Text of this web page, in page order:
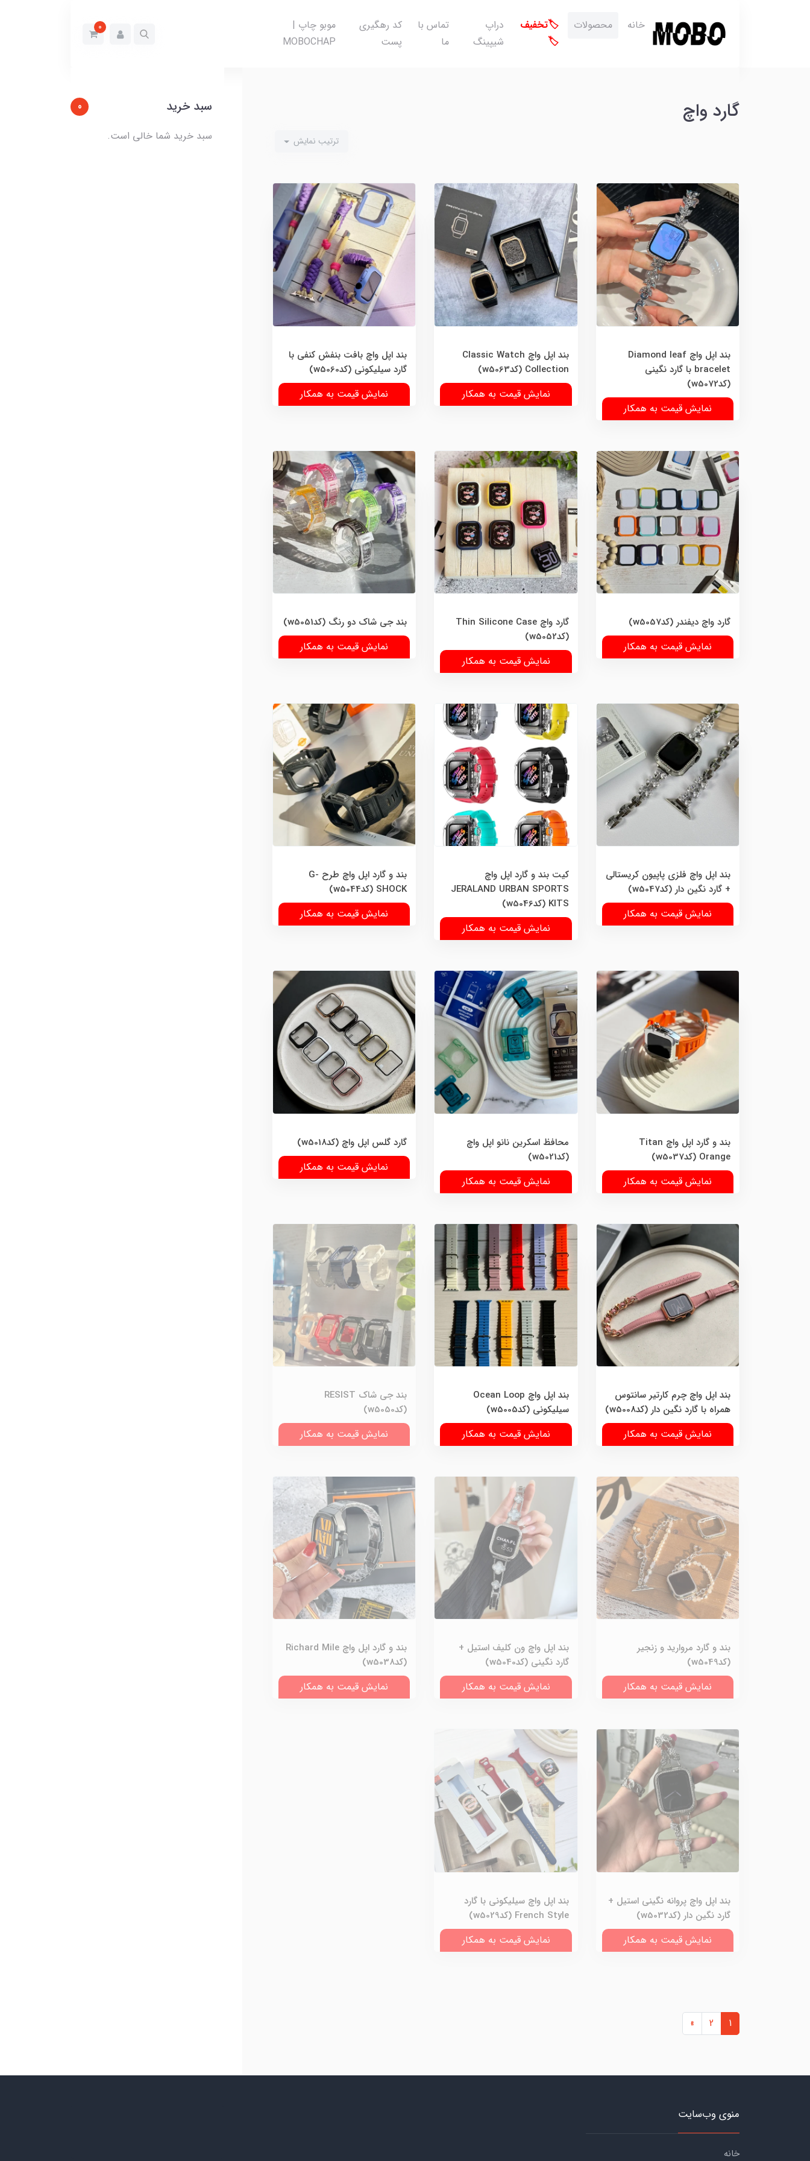
خانه محصولات
🏷️تخفیف
🏷️
دراپ
شیپینگ
تماس با
ما
کد رهگیری
پست
موبو چاپ |
MOBOCHAP
0
گارد واچ
ترتیب نمایش
بند اپل واچ Diamond leaf
bracelet با گارد نگینی
(کدw5072)
نمایش قیمت به همکار
بند اپل واچ Classic Watch
Collection (کدw5063)
نمایش قیمت به همکار
بند اپل واچ بافت بنفش کنفی با
گارد سیلیکونی (کدw5060)
نمایش قیمت به همکار
گارد واچ دیفندر (کدw5057)
نمایش قیمت به همکار
گارد واچ Thin Silicone Case
(کدw5052)
نمایش قیمت به همکار
بند جی شاک دو رنگ (کدw5051)
نمایش قیمت به همکار
بند اپل واچ فلزی پاپیون کریستالی
+ گارد نگین دار (کدw5047)
نمایش قیمت به همکار
کیت بند و گارد اپل واچ
JERALAND URBAN SPORTS
KITS (کدw5046)
نمایش قیمت به همکار
بند و گارد اپل واچ طرح G-
SHOCK (کدw5044)
نمایش قیمت به همکار
بند و گارد اپل واچ Titan
Orange (کدw5037)
نمایش قیمت به همکار
محافظ اسکرین نانو اپل واچ
(کدw5021)
نمایش قیمت به همکار
گارد گلس اپل واچ (کدw5018)
نمایش قیمت به همکار
بند اپل واچ چرم کارتیر سانتوس
همراه با گارد نگین دار (کدw5008)
نمایش قیمت به همکار
بند اپل واچ Ocean Loop
سیلیکونی (کدw5005)
نمایش قیمت به همکار
بند جی شاک RESIST
(کدw5050)
نمایش قیمت به همکار
بند و گارد مروارید و زنجیر
(کدw5049)
نمایش قیمت به همکار
بند اپل واچ ون کلیف استیل +
گارد نگینی (کدw5040)
نمایش قیمت به همکار
بند و گارد اپل واچ Richard Mile
(کدw5038)
نمایش قیمت به همکار
بند اپل واچ پروانه نگینی استیل +
گارد نگین دار (کدw5032)
نمایش قیمت به همکار
بند اپل واچ سیلیکونی با گارد
French Style (کدw5029)
نمایش قیمت به همکار
1
2
»
سبد خرید
0
سبد خرید شما خالی است.
منوی وب‌سایت
خانه